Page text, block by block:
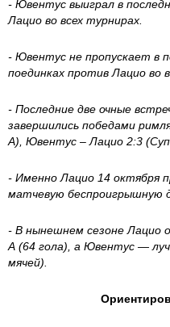
- Ювентус выиграл в
Лацио во всех турнирах.
- Ювентус не пропускает в
поединках против Лацио во
- Последние две очные
завершились победами
А), Ювентус – Лацио 2:3
- Именно Лацио 14 октября
матчевую беспроигрышную
- В нынешнем сезоне Лацио
А (64 гола), а Ювентус —
мячей).